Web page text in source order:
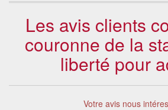
Les avis clients
couronne de la
liberté pour
Votre avis nous